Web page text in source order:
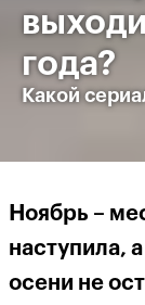
года?
Какой
Ноябрь –
наступила,
осени не